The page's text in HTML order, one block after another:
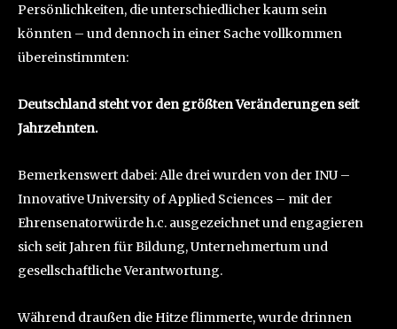
Persönlichkeiten, die unterschiedlicher kaum sein
könnten – und dennoch in einer Sache vollkommen
übereinstimmten:
Deutschland steht vor den größten Veränderungen seit
Jahrzehnten.
Bemerkenswert dabei: Alle drei wurden von der INU –
Innovative University of Applied Sciences – mit der
Ehrensenatorwürde h.c. ausgezeichnet und engagieren
sich seit Jahren für Bildung, Unternehmertum und
gesellschaftliche Verantwortung.
Während draußen die Hitze flimmerte, wurde drinnen